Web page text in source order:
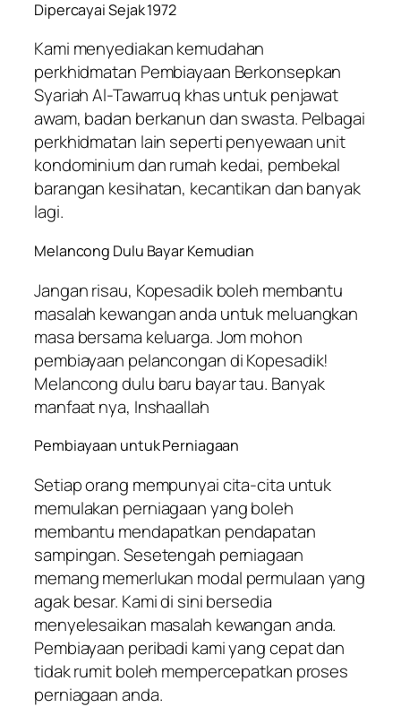
Dipercayai Sejak 1972
Kami menyediakan kemudahan
perkhidmatan Pembiayaan Berkonsepkan
Syariah Al-Tawarruq khas untuk penjawat
awam, badan berkanun dan swasta. Pelbagai
perkhidmatan lain seperti penyewaan unit
kondominium dan rumah kedai, pembekal
barangan kesihatan, kecantikan dan banyak
lagi.
Melancong Dulu Bayar Kemudian
Jangan risau, Kopesadik boleh membantu
masalah kewangan anda untuk meluangkan
masa bersama keluarga. Jom mohon
pembiayaan pelancongan di Kopesadik!
Melancong dulu baru bayar tau. Banyak
manfaat nya, Inshaallah
Pembiayaan untuk Perniagaan
Setiap orang mempunyai cita-cita untuk
memulakan perniagaan yang boleh
membantu mendapatkan pendapatan
sampingan. Sesetengah perniagaan
memang memerlukan modal permulaan yang
agak besar. Kami di sini bersedia
menyelesaikan masalah kewangan anda.
Pembiayaan peribadi kami yang cepat dan
tidak rumit boleh mempercepatkan proses
perniagaan anda.